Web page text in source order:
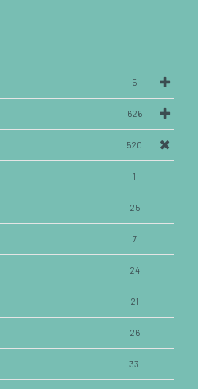
5
626
520
1
25
7
24
21
26
33